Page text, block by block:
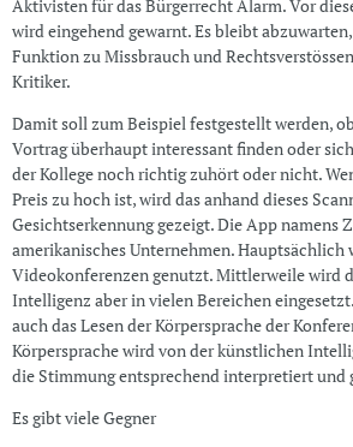
Aktivisten für das Bürgerrecht Alarm. Vor
wird eingehend gewarnt. Es bleibt
Funktion zu Missbrauch und
Kritiker.
Damit soll zum Beispiel festgestellt werden,
Vortrag überhaupt interessant finden oder
der Kollege noch richtig zuhört oder nicht.
Preis zu hoch ist, wird das anhand dieses
Gesichtserkennung gezeigt. Die App namens
amerikanisches Unternehmen. Hauptsächlich
Videokonferenzen genutzt. Mittlerweile wird
Intelligenz aber in vielen Bereichen
auch das Lesen der Körpersprache der
Körpersprache wird von der künstlichen
die Stimmung entsprechend interpretiert und
Es gibt viele Gegner